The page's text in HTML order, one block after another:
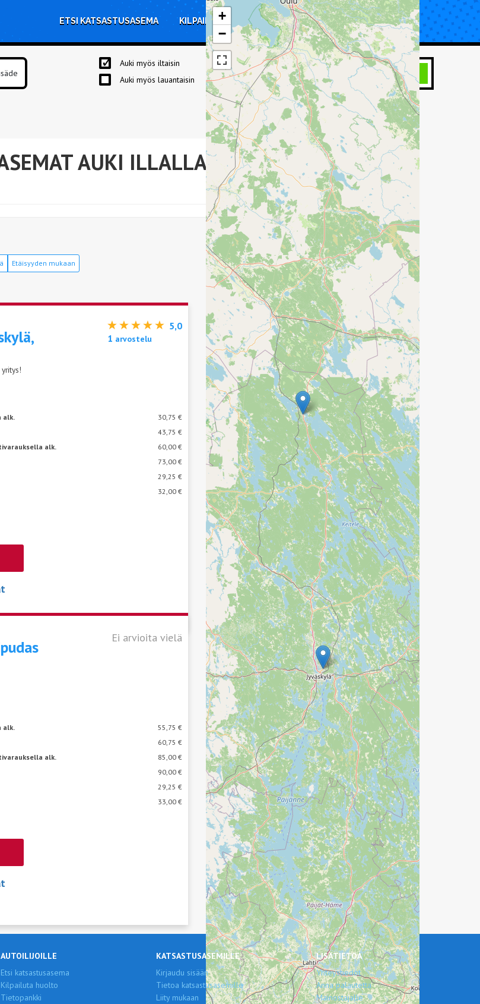
ETSI KATSASTUSASEMA KILPAILUTA KORJAUS TIETOA KATSASTUKSESTA
Auki myös iltaisin
Auki myös lauantaisin
HAE
AUKI ILLALLA
Etäisyyden mukaan
+
−
5,0
1 arvostelu
alk.
30,75 €
43,75 €
alk.
60,00 €
73,00 €
29,25 €
32,00 €
Ei arvioita vielä
alk.
55,75 €
60,75 €
alk.
85,00 €
90,00 €
29,25 €
33,00 €
AUTOILIJOILLE
Etsi katsastusasema
Kilpailuta huolto
Tietopankki
KATSASTUSASEMILLE
Kirjaudu sisään
Tietoa katsastusasemille
Liity mukaan
LISÄTIETOA
Yhteystiedot
Anna palautetta
Mainostajalle